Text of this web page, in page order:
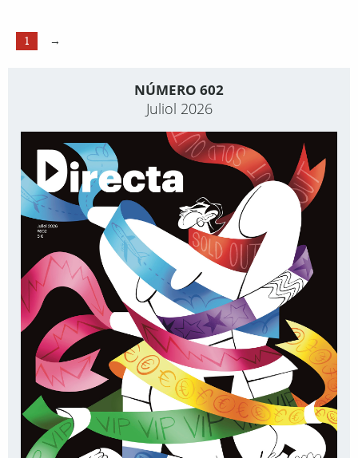
1 →
NÚMERO 602
Juliol 2026